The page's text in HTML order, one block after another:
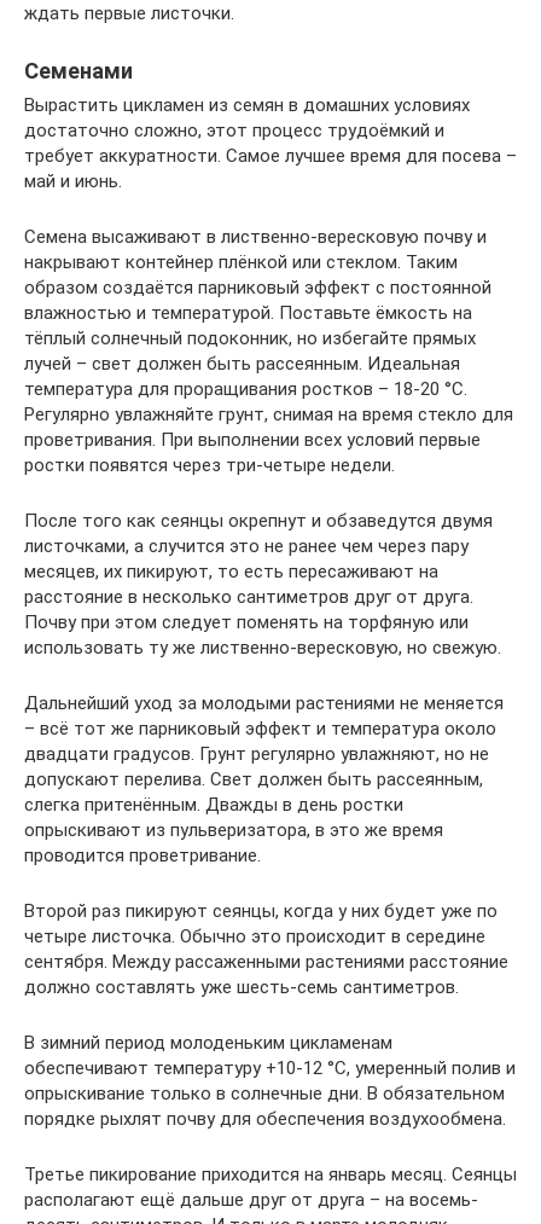
ждать первые листочки.
Семенами
Вырастить цикламен из семян в домашних условиях
достаточно сложно, этот процесс трудоёмкий и
требует аккуратности. Самое лучшее время для посева –
май и июнь.
Семена высаживают в лиственно-вересковую почву и
накрывают контейнер плёнкой или стеклом. Таким
образом создаётся парниковый эффект с постоянной
влажностью и температурой. Поставьте ёмкость на
тёплый солнечный подоконник, но избегайте прямых
лучей – свет должен быть рассеянным. Идеальная
температура для проращивания ростков – 18-20 °С.
Регулярно увлажняйте грунт, снимая на время стекло для
проветривания. При выполнении всех условий первые
ростки появятся через три-четыре недели.
После того как сеянцы окрепнут и обзаведутся двумя
листочками, а случится это не ранее чем через пару
месяцев, их пикируют, то есть пересаживают на
расстояние в несколько сантиметров друг от друга.
Почву при этом следует поменять на торфяную или
использовать ту же лиственно-вересковую, но свежую.
Дальнейший уход за молодыми растениями не меняется
– всё тот же парниковый эффект и температура около
двадцати градусов. Грунт регулярно увлажняют, но не
допускают перелива. Свет должен быть рассеянным,
слегка притенённым. Дважды в день ростки
опрыскивают из пульверизатора, в это же время
проводится проветривание.
Второй раз пикируют сеянцы, когда у них будет уже по
четыре листочка. Обычно это происходит в середине
сентября. Между рассаженными растениями расстояние
должно составлять уже шесть-семь сантиметров.
В зимний период молоденьким цикламенам
обеспечивают температуру +10-12 °С, умеренный полив и
опрыскивание только в солнечные дни. В обязательном
порядке рыхлят почву для обеспечения воздухообмена.
Третье пикирование приходится на январь месяц. Сеянцы
располагают ещё дальше друг от друга – на восемь-